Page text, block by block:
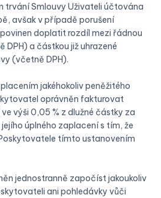
trvání Smlouvy Uživateli účtována
avšak v případě porušení
doplatit rozdíl mezi řádnou
a částkou již uhrazené
(včetně DPH).
jakéhokoliv peněžitého
oprávněn fakturovat
výši 0,05 % z dlužné částky za
úplného zaplacení s tím, že
tímto ustanovením
jednostranně započíst jakoukoliv
ani pohledávky vůči